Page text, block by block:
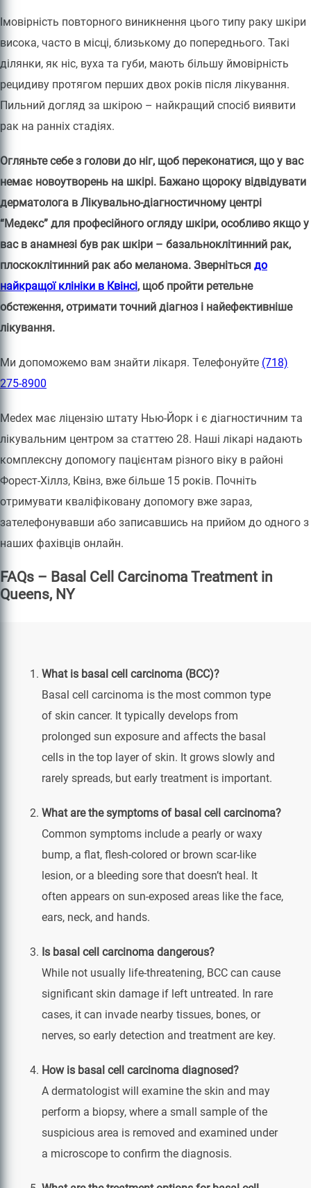
Імовірність повторного виникнення цього типу раку шкіри
висока, часто в місці, близькому до попереднього. Такі
ділянки, як ніс, вуха та губи, мають більшу ймовірність
рецидиву протягом перших двох років після лікування.
Пильний догляд за шкірою – найкращий спосіб виявити
рак на ранніх стадіях.
Огляньте себе з голови до ніг, щоб переконатися, що у вас
немає новоутворень на шкірі. Бажано щороку відвідувати
дерматолога в Лікувально-діагностичному центрі
“Медекс” для професійного огляду шкіри, особливо якщо у
вас в анамнезі був рак шкіри – базальноклітинний рак,
плоскоклітинний рак або меланома. Зверніться до
найкращої клініки в Квінсі, щоб пройти ретельне
обстеження, отримати точний діагноз і найефективніше
лікування.
Ми допоможемо вам знайти лікаря. Телефонуйте (718)
275-8900
Medex має ліцензію штату Нью-Йорк і є діагностичним та
лікувальним центром за статтею 28. Наші лікарі надають
комплексну допомогу пацієнтам різного віку в районі
Форест-Хіллз, Квінз, вже більше 15 років. Почніть
отримувати кваліфіковану допомогу вже зараз,
зателефонувавши або записавшись на прийом до одного з
наших фахівців онлайн.
FAQs – Basal Cell Carcinoma Treatment in
Queens, NY
What is basal cell carcinoma (BCC)?
Basal cell carcinoma is the most common type
of skin cancer. It typically develops from
prolonged sun exposure and affects the basal
cells in the top layer of skin. It grows slowly and
rarely spreads, but early treatment is important.
What are the symptoms of basal cell carcinoma?
Common symptoms include a pearly or waxy
bump, a flat, flesh-colored or brown scar-like
lesion, or a bleeding sore that doesn’t heal. It
often appears on sun-exposed areas like the face,
ears, neck, and hands.
Is basal cell carcinoma dangerous?
While not usually life-threatening, BCC can cause
significant skin damage if left untreated. In rare
cases, it can invade nearby tissues, bones, or
nerves, so early detection and treatment are key.
How is basal cell carcinoma diagnosed?
A dermatologist will examine the skin and may
perform a biopsy, where a small sample of the
suspicious area is removed and examined under
a microscope to confirm the diagnosis.